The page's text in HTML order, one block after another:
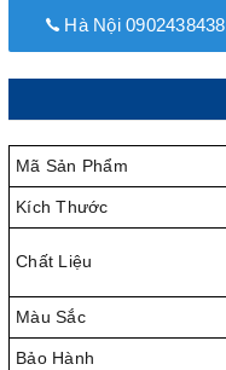
Hà Nội 0902438438
Mã Sản Phẩm
Kích Thước
Chất Liệu
Màu Sắc
Bảo Hành